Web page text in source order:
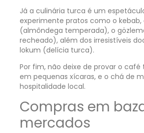
Já a culinária turca é um
experimente pratos como o kebab,
(almôndega temperada), o
recheado), além dos irresistíveis
lokum (delícia turca).
Por fim, não deixe de provar o café
em pequenas xícaras, e o chá de
hospitalidade local.
Compras em
mercados